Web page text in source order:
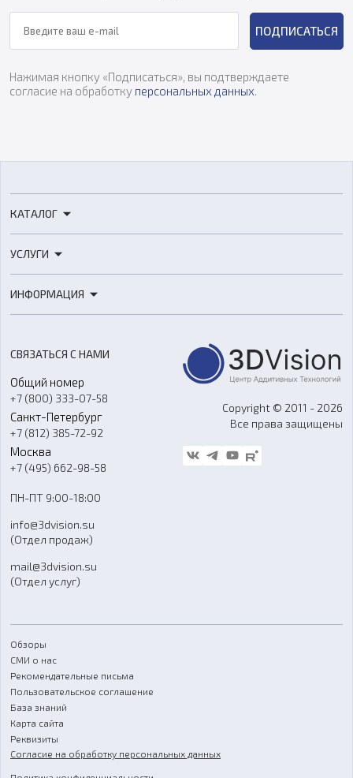
ПОДПИСАТЬСЯ
Нажимая кнопку «Подписаться», вы подтверждаете
согласие на обработку персональных данных.
КАТАЛОГ
3D-сканеры
Расходные материалы
Оборудование и материалы для вакуумного литья
Аксессуары и прочее оборудование
Программное обеспечение
УСЛУГИ
3D-моделирование
Ремонт и услуги
ИНФОРМАЦИЯ
О компании
Контакты
Гос. закупки
Стать дилером
Блог
FAQ
СВЯЗАТЬСЯ С НАМИ
Общий номер
+7 (800) 333-07-58
Санкт-Петербург
+7 (812) 385-72-92
Москва
+7 (495) 662-98-58
ПН-ПТ 9:00-18:00
info@3dvision.su
(Отдел продаж)
mail@3dvision.su
(Отдел услуг)
Copyright © 2011 - 2026
Все права защищены
Обзоры
СМИ о нас
Рекомендательные письма
Пользовательское соглашение
База знаний
Карта сайта
Реквизиты
Согласие на обработку персональных данных